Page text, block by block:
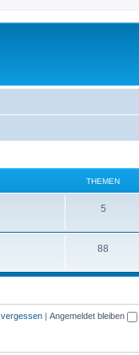
THEMEN
5
88
| Angemeldet bleiben